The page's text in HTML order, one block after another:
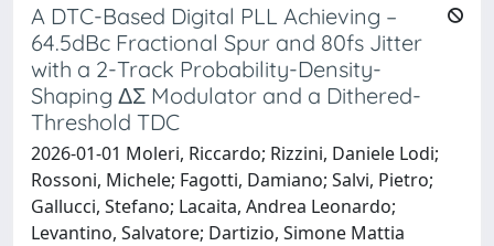
A DTC-Based Digital PLL Achieving –
64.5dBc Fractional Spur and 80fs Jitter
with a 2-Track Probability-Density-
Shaping ΔΣ Modulator and a Dithered-
Threshold TDC
2026-01-01 Moleri, Riccardo; Rizzini, Daniele Lodi;
Rossoni, Michele; Fagotti, Damiano; Salvi, Pietro;
Gallucci, Stefano; Lacaita, Andrea Leonardo;
Levantino, Salvatore; Dartizio, Simone Mattia